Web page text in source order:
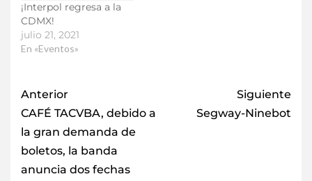
¡Interpol regresa a la
CDMX!
julio 21, 2021
En «Eventos»
Anterior
CAFÉ TACVBA, debido a
la gran demanda de
boletos, la banda
anuncia dos fechas
Siguiente
Segway-Ninebot